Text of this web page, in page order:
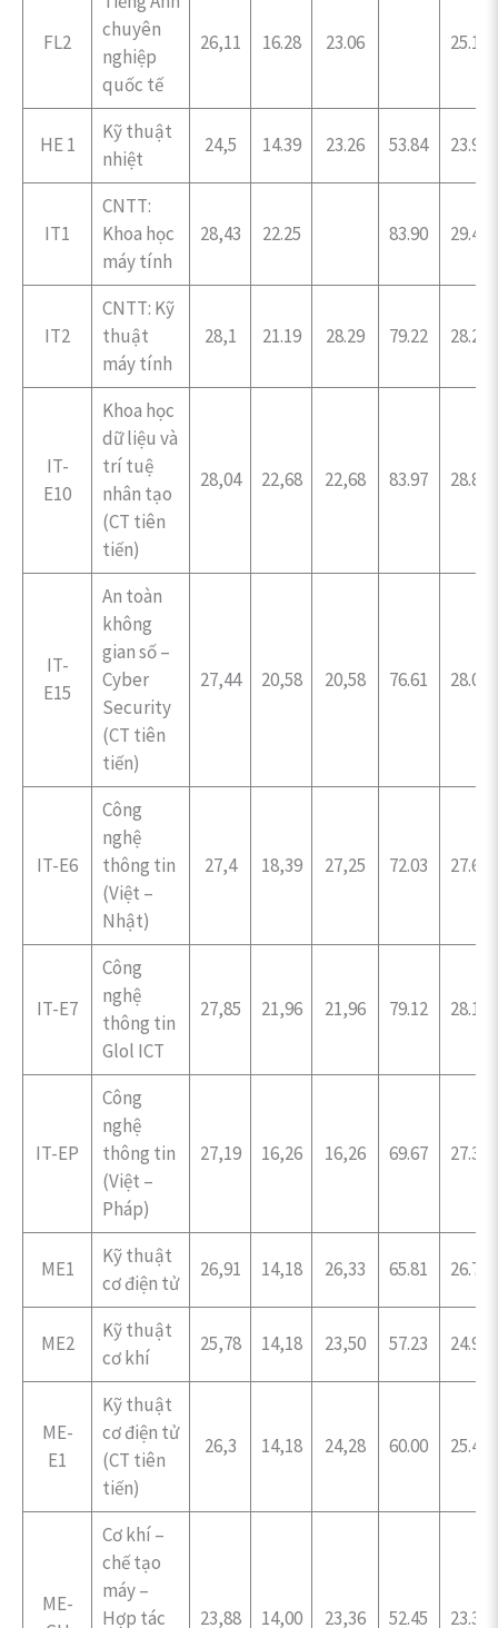
FL2
chuyên
nghiệp
quốc tế
26,11 16.28 23.06 25.17
HE 1
Kỹ thuật
nhiệt
24,5 14.39 23.26 53.84 23.94
IT1
CNTT:
Khoa học
máy tính
28,43 22.25 83.90 29.42
IT2
CNTT: Kỹ
thuật
máy tính
28,1 21.19 28.29 79.22 28.29
IT-
E10
Khoa học
dữ liệu và
trí tuệ
nhân tạo
(CT tiên
tiến)
28,04 22,68 22,68 83.97 28.80
IT-
E15
An toàn
không
gian số –
Cyber
Security
(CT tiên
tiến)
27,44 20,58 20,58 76.61 28.05
IT-E6
Công
nghệ
thông tin
(Việt –
Nhật)
27,4 18,39 27,25 72.03 27.64
IT-E7
Công
nghệ
thông tin
Glol ICT
27,85 21,96 21,96 79.12 28.16
IT-EP
Công
nghệ
thông tin
(Việt –
Pháp)
27,19 16,26 16,26 69.67 27.32
ME1
Kỹ thuật
cơ điện tử
26,91 14,18 26,33 65.81 26.75
ME2
Kỹ thuật
cơ khí
25,78 14,18 23,50 57.23 24.96
ME-
E1
Kỹ thuật
cơ điện tử
(CT tiên
tiến)
26,3 14,18 24,28 60.00 25.47
ME-
Cơ khí –
chế tạo
máy –
Hợp tác
23,88 14,00 23,36 52.45 23.32